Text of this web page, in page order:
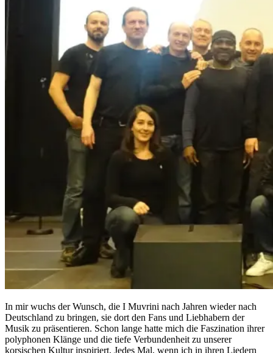
In mir wuchs der Wunsch, die I Muvrini nach Jahren wieder nach
Deutschland zu bringen, sie dort den Fans und Liebhabern der
Musik zu präsentieren. Schon lange hatte mich die Faszination ihrer
polyphonen Klänge und die tiefe Verbundenheit zu unserer
korsischen Kultur inspiriert. Jedes Mal, wenn ich in ihren Liedern